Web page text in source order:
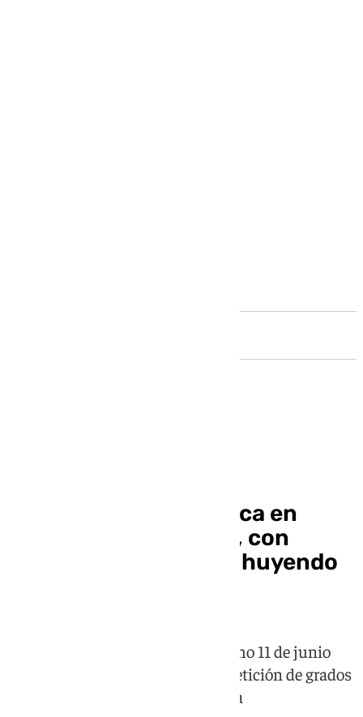
La Selectividad arranca en
Cádiz sin incidencias, con
mayoría de mujeres y huyendo
Las notas serán públicas el próximo 11 de junio
coincidiendo con la apertura de petición de grados
en las universidades de Andalucía